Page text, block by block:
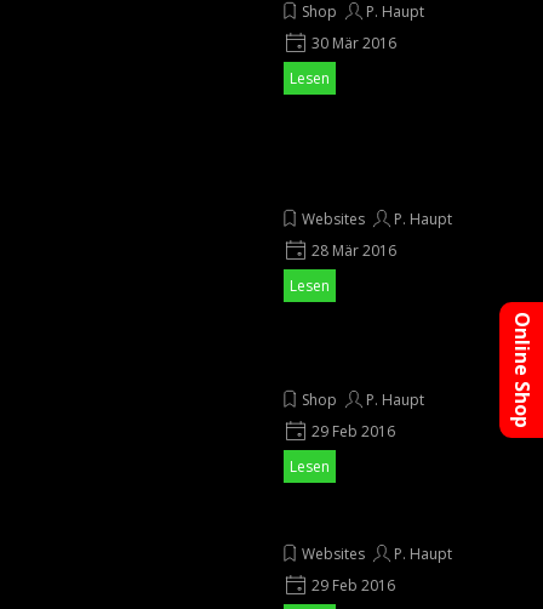
Online Shop
Shop
P. Haupt
30 Mär 2016
Lesen
Websites
P. Haupt
28 Mär 2016
Lesen
Shop
P. Haupt
29 Feb 2016
Lesen
Websites
P. Haupt
29 Feb 2016